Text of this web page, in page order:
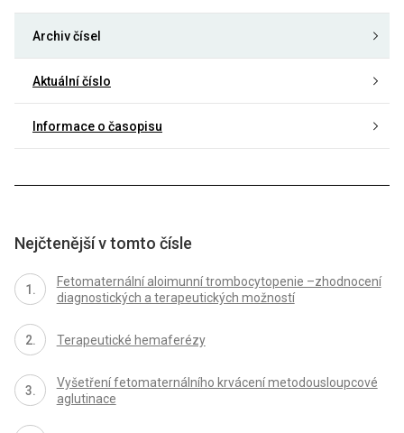
Archiv čísel
Aktuální číslo
Informace o časopisu
Nejčtenější v tomto čísle
Fetomaternální aloimunní trombocytopenie –zhodnocení
diagnostických a terapeutických možností
Terapeutické hemaferézy
Vyšetření fetomaternálního krvácení metodousloupcové
aglutinace